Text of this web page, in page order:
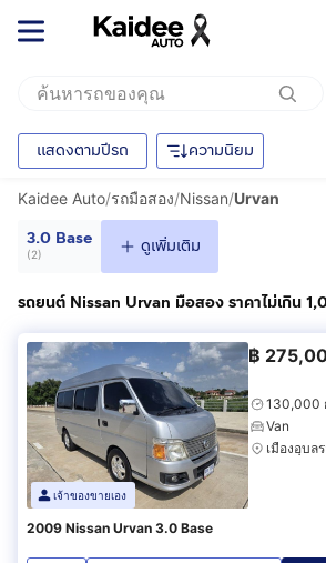
แสดงตามปีรถ ความนิยม
Kaidee Auto/รถมือสอง/Nissan/Urvan
3.0 Base
(2) ดูเพิ่มเติม
รถยนต์ Nissan Urvan มือสอง ราคาไม่เกิน
เจ้าของขายเอง
฿
130,000
Van
เมืองอุบล
2009 Nissan Urvan 3.0 Base